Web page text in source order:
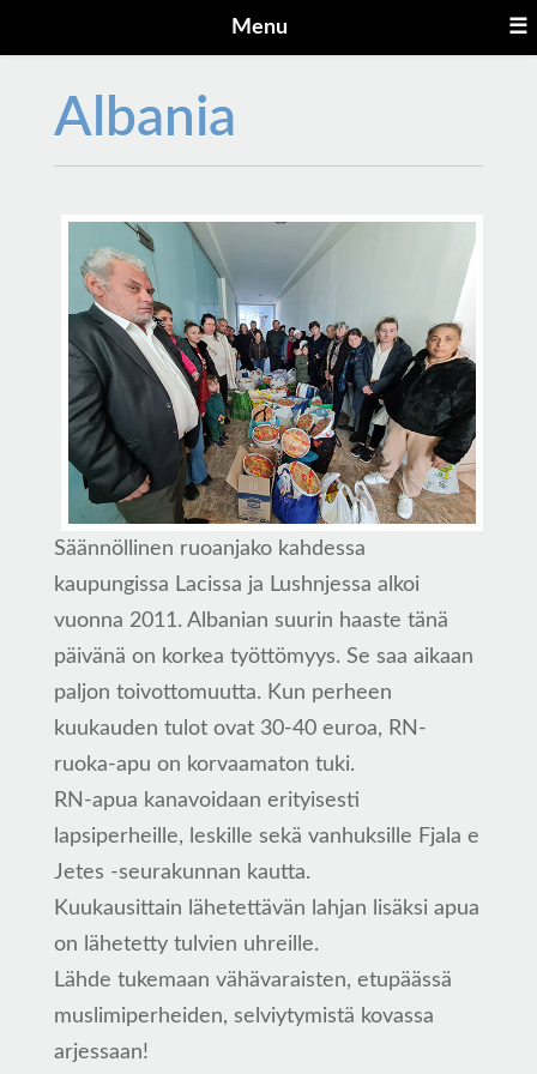
Menu ☰
Albania
Säännöllinen ruoanjako kahdessa
kaupungissa Lacissa ja Lushnjessa alkoi
vuonna 2011. Albanian suurin haaste tänä
päivänä on korkea työttömyys. Se saa aikaan
paljon toivottomuutta. Kun perheen
kuukauden tulot ovat 30-40 euroa, RN-
ruoka-apu on korvaamaton tuki.
RN-apua kanavoidaan erityisesti
lapsiperheille, leskille sekä vanhuksille Fjala e
Jetes -seurakunnan kautta.
Kuukausittain lähetettävän lahjan lisäksi apua
on lähetetty tulvien uhreille.
Lähde tukemaan vähävaraisten, etupäässä
muslimiperheiden, selviytymistä kovassa
arjessaan!